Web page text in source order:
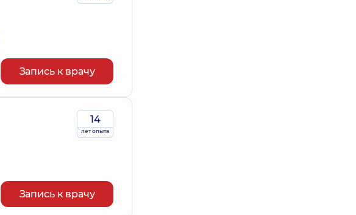
Запись к врачу
14
лет опыта
Запись к врачу